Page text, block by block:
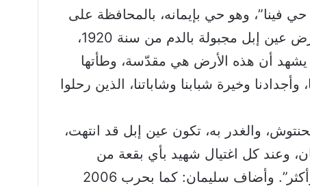
فينا”، وهو حي بإيمانه، بالمحافظة على
أرضنا وكرامتنا وشرفنا. ولفت الى أن أرض عين إبل مجبولة بالدم من سنة 1920،
أن هذه الأرض هي مقدّسة، وطأتها
وخيرة شبابنا وشاباتنا، الذين رحلوا
والغدر به، تكون عين إبل قد انتهت،
وعند كل اغتيال شهيد بأي بقعة من
الوطن يتماسك الشعب مع بعضه اكثر وأكثر”. وأضاف سليمان: كما بحرب 2006